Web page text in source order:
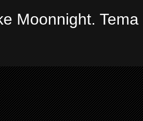
Moonnight.